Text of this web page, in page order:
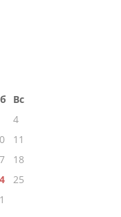
Вс
4
11
18
25